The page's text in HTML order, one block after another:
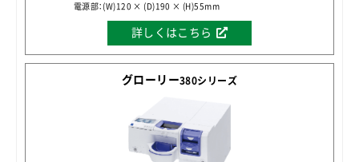
電源部：(W)120 × (D)190 × (H)55mm
詳しくはこちら
グローリー380シリーズ